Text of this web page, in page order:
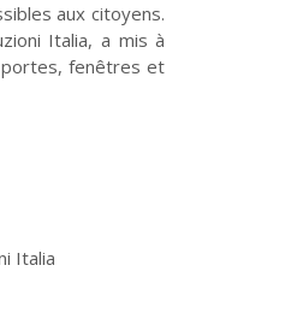
aux citoyens.
Italia, a mis à
portes, fenêtres et
Italia